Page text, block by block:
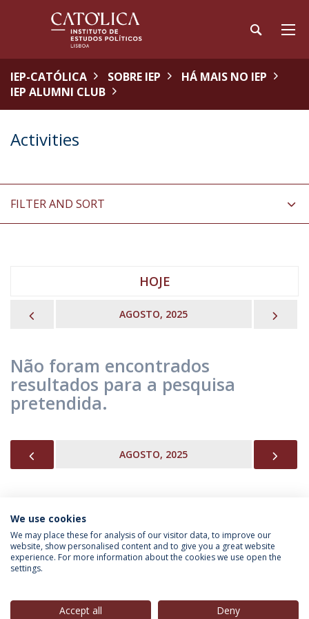
IEP-CATÓLICA SOBRE IEP
HÁ MAIS NO IEP
IEP ALUMNI CLUB
Activities
FILTER AND SORT
HOJE
AGOSTO, 2025
Não foram encontrados
resultados para a pesquisa
pretendida.
AGOSTO, 2025
INFORMAÇÃO PARA
We use cookies
We may place these for analysis of our visitor data, to improve our
website, show personalised content and to give you a great website
experience. For more information about the cookies we use open the
settings.
Accept all Deny